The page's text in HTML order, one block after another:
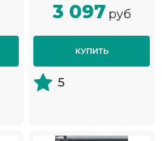
3 097 руб
КУПИТЬ
5